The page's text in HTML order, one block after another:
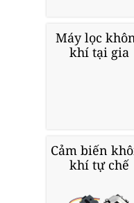
Máy lọc
khí tại gia
Cảm biến
khí tự chế